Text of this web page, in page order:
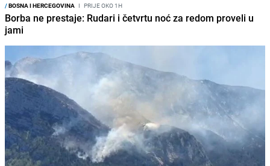
/BOSNA I HERCEGOVINA I PRIJE OKO 1H
Borba ne prestaje: Rudari i četvrtu noć za redom proveli u
jami